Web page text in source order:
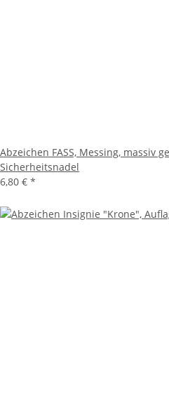
Abzeichen FASS, Messing, massiv
Sicherheitsnadel
6,80 € *